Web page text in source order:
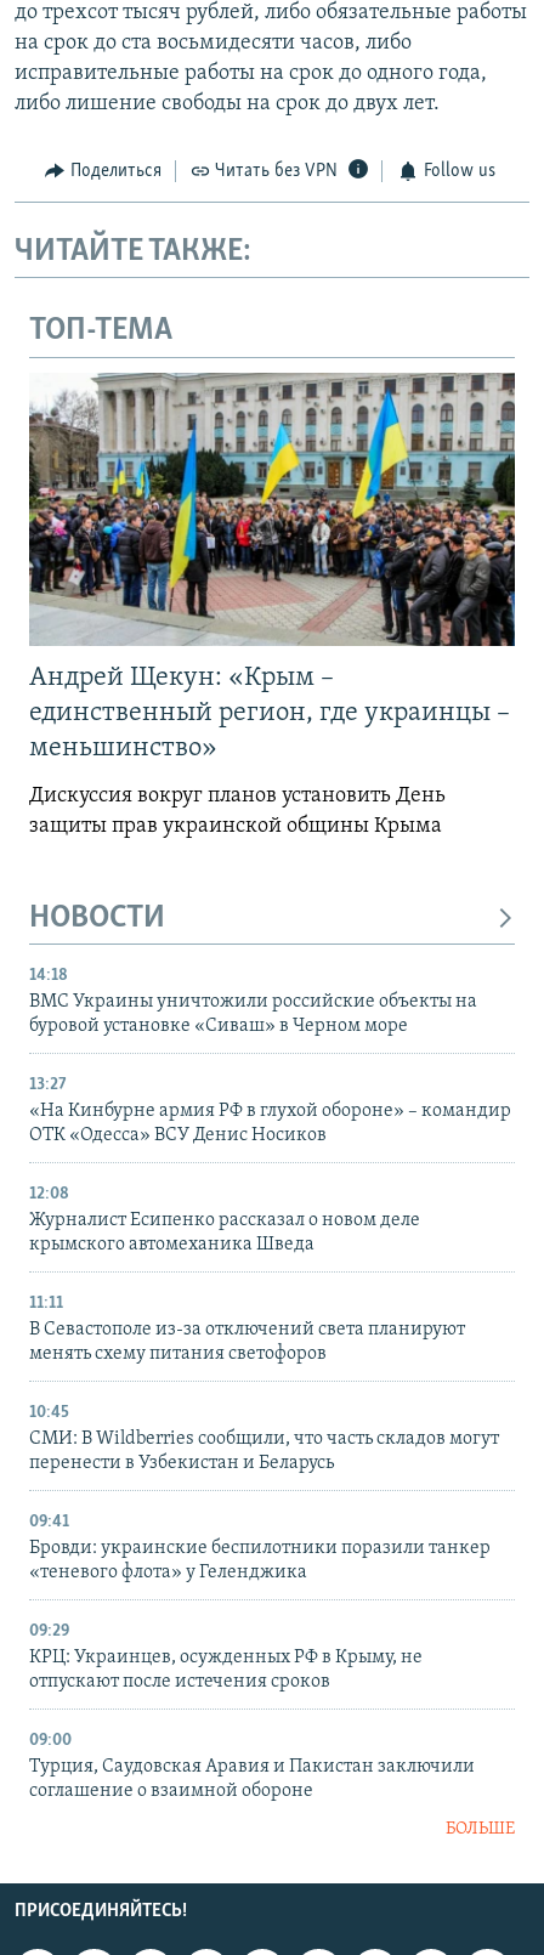
до трехсот тысяч рублей, либо обязательные работы
на срок до ста восьмидесяти часов, либо
исправительные работы на срок до одного года,
либо лишение свободы на срок до двух лет.
Поделиться Читать без VPN Follow us
ЧИТАЙТЕ ТАКЖЕ:
ТОП-ТЕМА
Андрей Щекун: «Крым –
единственный регион, где украинцы –
меньшинство»
Дискуссия вокруг планов установить День
защиты прав украинской общины Крыма
НОВОСТИ
14:18
ВМС Украины уничтожили российские объекты на
буровой установке «Сиваш» в Черном море
13:27
«На Кинбурне армия РФ в глухой обороне» – командир
ОТК «Одесса» ВСУ Денис Носиков
12:08
Журналист Есипенко рассказал о новом деле
крымского автомеханика Шведа
11:11
В Севастополе из-за отключений света планируют
менять схему питания светофоров
10:45
СМИ: В Wildberries сообщили, что часть складов могут
перенести в Узбекистан и Беларусь
09:41
Бровди: украинские беспилотники поразили танкер
«теневого флота» у Геленджика
09:29
КРЦ: Украинцев, осужденных РФ в Крыму, не
отпускают после истечения сроков
09:00
Турция, Саудовская Аравия и Пакистан заключили
соглашение о взаимной обороне
БОЛЬШЕ
ПРИСОЕДИНЯЙТЕСЬ!